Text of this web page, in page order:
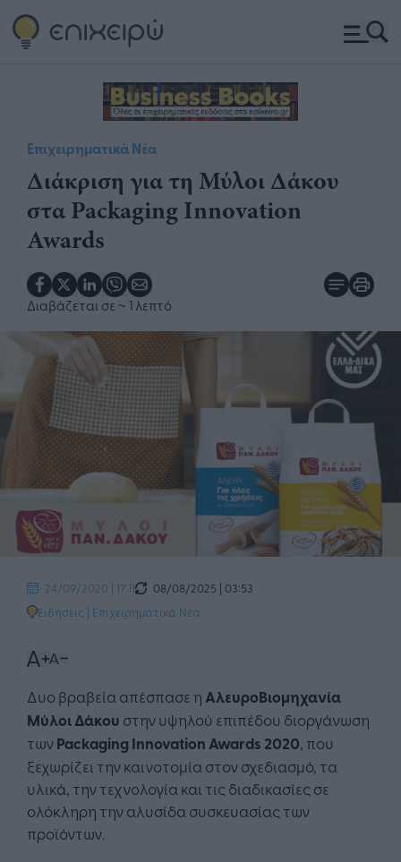
Επιχειρηματικά Νέα
​Διάκριση για τη Μύλοι Δάκου
στα Packaging Innovation
Awards
Διαβάζεται σε ~ 1 λεπτό
24/09/2020 | 17:11
08/08/2025 | 03:53
Ειδήσεις | Επιχειρηματικά Νέα
Δυο βραβεία απέσπασε η ΑλευροΒιομηχανία
Μύλοι Δάκου στην υψηλού επιπέδου διοργάνωση
τωνPackaging Innovation Awards 2020, που
ξεχωρίζει την καινοτομία στον σχεδιασμό, τα
υλικά, την τεχνολογία και τις διαδικασίες σε
ολόκληρη την αλυσίδα συσκευασίας των
προϊόντων.